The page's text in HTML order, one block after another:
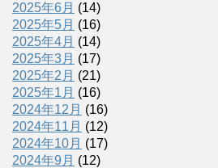
2025年6月 (14)
2025年5月 (16)
2025年4月 (14)
2025年3月 (17)
2025年2月 (21)
2025年1月 (16)
2024年12月 (16)
2024年11月 (12)
2024年10月 (17)
2024年9月 (12)